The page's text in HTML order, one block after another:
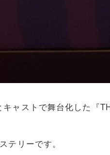
ャストで舞台化した
テリーです。